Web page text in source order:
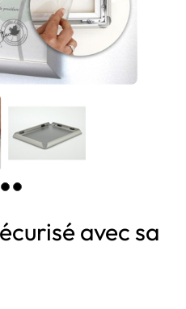
avec sa